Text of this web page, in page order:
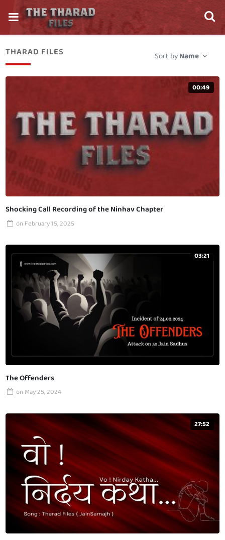
THARAD FILES Sort byName
00:49
Shocking Call Recording of the Ninhav Chapter
on February 15, 2025
03:21
The Offenders
on May 25, 2024
27:52